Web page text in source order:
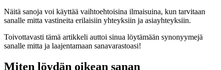
Näitä sanoja voi käyttää vaihtoehtoisina ilmaisuina, kun tarvitaan
sanalle mitta vastineita erilaisiin yhteyksiin ja asiayhteyksiin.
Toivottavasti tämä artikkeli auttoi sinua löytämään synonyymejä
sanalle mitta ja laajentamaan sanavarastoasi!
Miten löydän oikean sanan